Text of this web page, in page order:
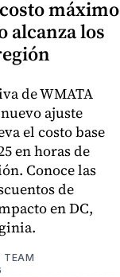
máximo
alcanza los
de WMATA
ajuste
el costo base
en horas de
Conoce las
de
en DC,
TEAM